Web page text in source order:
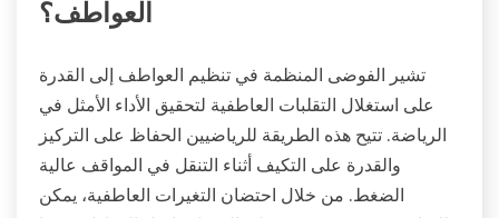
العواطف؟
تشير الفوضى المنظمة في تنظيم العواطف إلى القدرة
على استغلال التقلبات العاطفية لتحقيق الأداء الأمثل في
الرياضة. تتيح هذه الطريقة للرياضيين الحفاظ على التركيز
والقدرة على التكيف أثناء التنقل في المواقف عالية
الضغط. من خلال احتضان التغيرات العاطفية، يمكن